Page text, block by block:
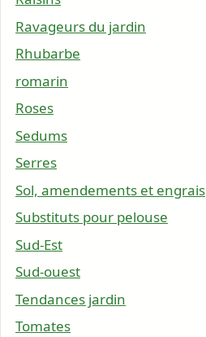
Ravageurs du jardin
Rhubarbe
romarin
Roses
Sedums
Serres
Sol, amendements et engrais
Substituts pour pelouse
Sud-Est
Sud-ouest
Tendances jardin
Tomates